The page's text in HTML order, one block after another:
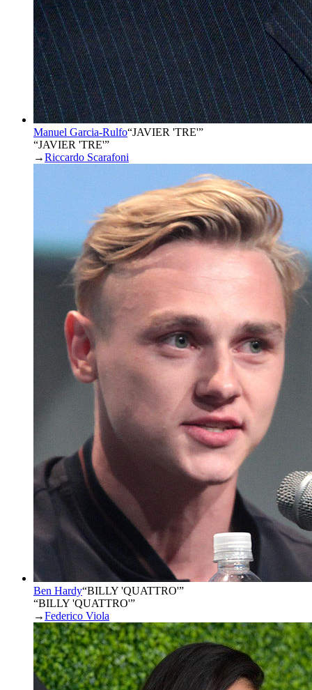
Manuel Garcia-Rulfo“JAVIER 'TRE'”
“JAVIER 'TRE'”
→Riccardo Scarafoni
Ben Hardy“BILLY 'QUATTRO'”
“BILLY 'QUATTRO'”
→Federico Viola